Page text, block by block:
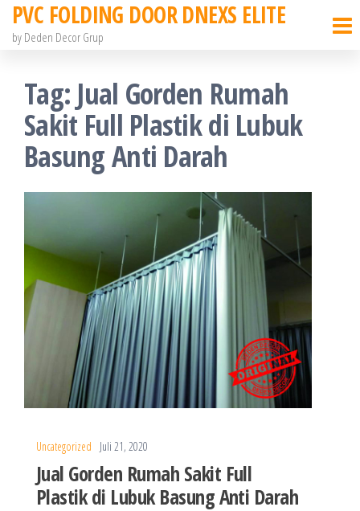
Skip
content
PVC FOLDING DOOR DNEXS ELITE
by Deden Decor Grup
Tag: Jual Gorden Rumah
Sakit Full Plastik di Lubuk
Basung Anti Darah
Uncategorized Juli 21, 2020
Jual Gorden Rumah Sakit Full
Plastik di Lubuk Basung Anti Darah